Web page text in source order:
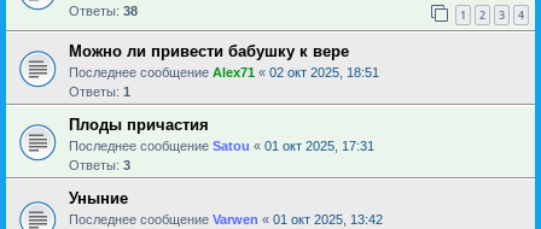
Ответы: 38 1 2 3 4
Можно ли привести бабушку к вере
Последнее сообщение Alex71 « 02 окт 2025, 18:51
Ответы: 1
Плоды причастия
Последнее сообщение Satou « 01 окт 2025, 17:31
Ответы: 3
Уныние
Последнее сообщение Varwen « 01 окт 2025, 13:42